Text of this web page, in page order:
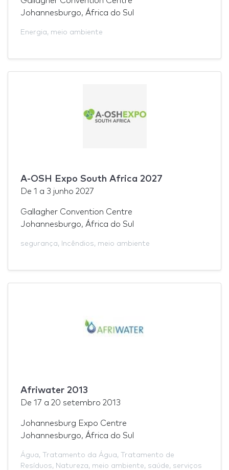
Johannesburgo, África do Sul
Energia, meio ambiente
A-OSH Expo South Africa 2027
De 1 a 3 junho 2027
Gallagher Convention Centre
Johannesburgo, África do Sul
segurança, Incêndios, meio ambiente
Afriwater 2013
De 17 a 20 setembro 2013
Johannesburg Expo Centre
Johannesburgo, África do Sul
Água, Tratamento da Água, Tratamento de
Resíduos, Natureza, meio ambiente, saúde, serviços